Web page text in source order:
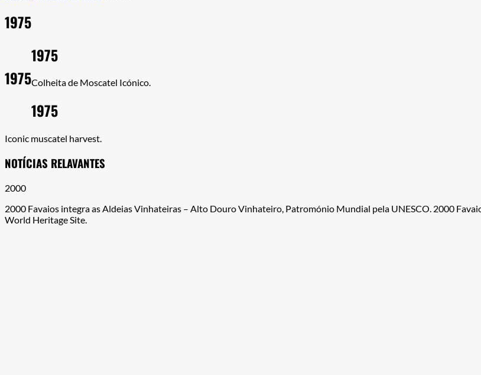
1975
1975
1975
Colheita de Moscatel Icónico.
1975
Iconic muscatel harvest.
NOTÍCIAS RELAVANTES
2000
2000 Favaios integra as Aldeias Vinhateiras – Alto Douro Vinhateiro, Patromónio Mundial pela UNESCO. 2000
World Heritage Site.